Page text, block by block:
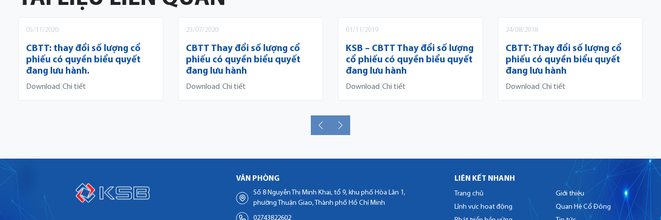
05/11/2020
CBTT: thay đổi số lượng cổ
phiếu có quyền biểu quyết
đang lưu hành.
Download Chi tiết
23/07/2020
CBTT Thay đổi số lượng cổ
phiếu có quyền biểu quyết
đang lưu hành
Download Chi tiết
01/11/2019
KSB – CBTT Thay đổi số lượng
cổ phiếu có quyền biểu quyết
đang lưu hành
Download Chi tiết
24/08/2018
CBTT: Thay đổi số lượng cổ
phiếu có quyền biểu quyết
đang lưu hành
Download Chi tiết
VĂN PHÒNG
Số 8 Nguyễn Thị Minh Khai, tổ 9, khu phố Hòa Lân 1,
phường Thuận Giao, Thành phố Hồ Chí Minh
02743822602
LIÊN KẾT NHANH
Trang chủ
Giới thiệu
Lĩnh vực hoạt động
Quan Hệ Cổ Đông